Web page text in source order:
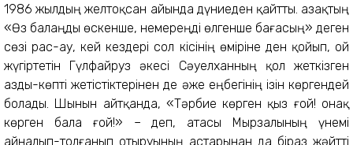
1986 жылдың желтоқсан айында дүниеден қайтты. Қазақтың
«Өз балаңды өскенше, немереңді өлгенше бағасың» деген
сөзі рас-ау, кей кездері сол кісінің өміріне ден қойып, ой
жүгіртетін Гүлфайруз әкесі Сәуелханның қол жеткізген
азды-көпті жетістіктерінен де әже еңбегінің ізін көргендей
болады. Шынын айтқанда, «Тәрбие көрген қыз ғой! Қонақ
көрген бала ғой!» – деп, атасы Мырзалының үнемі
айналып-толғанып отыруының астарынан да біраз жәйтті